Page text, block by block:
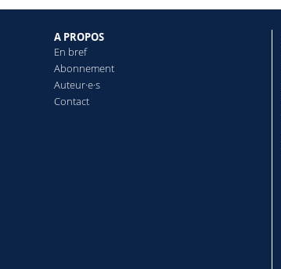
A PROPOS
En bref
Abonnement
Auteur·e·s
Contact